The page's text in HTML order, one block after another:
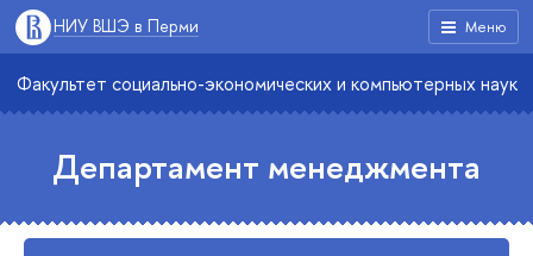
Меню
НИУ ВШЭ в Перми
Факультет социально-экономических и компьютерных наук
Департамент менеджмента